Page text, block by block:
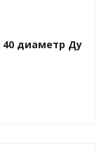
диаметр Ду